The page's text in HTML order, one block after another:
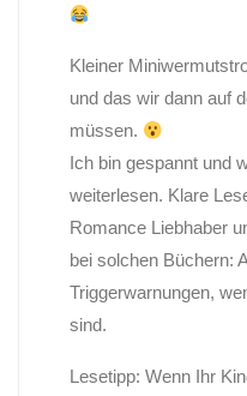
Kleiner
und das wir dann auf
müssen.
Ich bin gespannt und
weiterlesen. Klare
Romance Liebhaber
bei solchen Büchern:
Triggerwarnungen,
sind.
Lesetipp: Wenn Ihr